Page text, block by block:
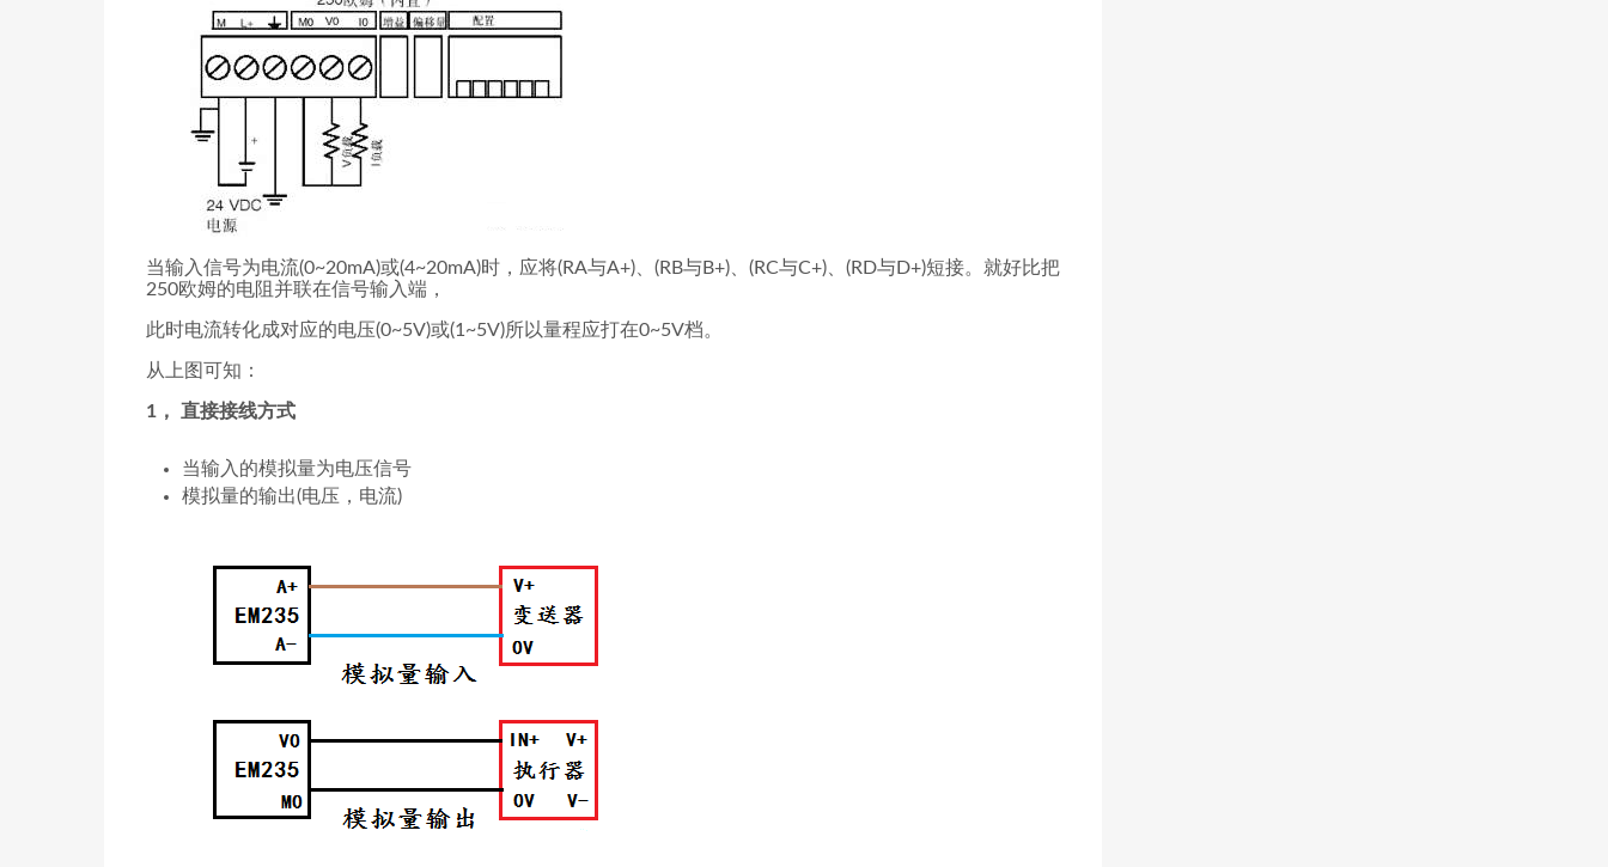
当输入信号为电流(0~20mA)或(4~20mA)时，应将(RA与A+)、(RB与B+)、(RC与C+)、(RD与D+)短接。就好比把
250欧姆的电阻并联在信号输入端，
此时电流转化成对应的电压(0~5V)或(1~5V)所以量程应打在0~5V档。
从上图可知：
1， 直接接线方式
当输入的模拟量为电压信号
模拟量的输出(电压，电流)